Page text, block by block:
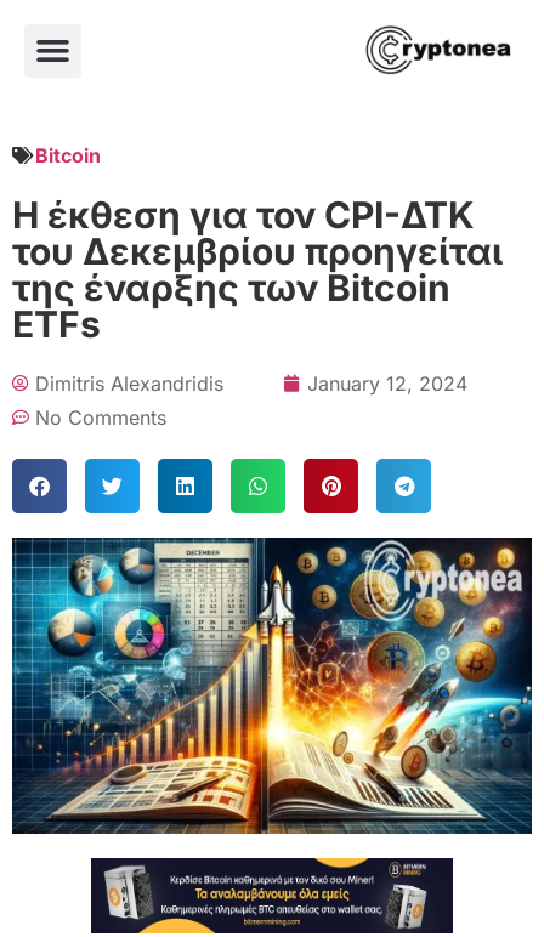
Bitcoin
Η έκθεση για τον CPI-ΔΤΚ
του Δεκεμβρίου προηγείται
της έναρξης των Bitcoin
ETFs
Dimitris Alexandridis
January 12, 2024
No Comments